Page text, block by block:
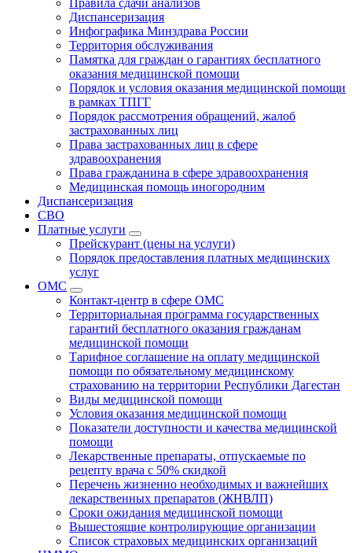
Диспансеризация
Инфографика Минздрава России
Территория обслуживания
Памятка для граждан о гарантиях бесплатного
оказания медицинской помощи
Порядок и условия оказания медицинской помощи
в рамках ТПГГ
Порядок рассмотрения обращений, жалоб
застрахованных лиц
Права застрахованных лиц в сфере
здравоохранения
Права гражданина в сфере здравоохранения
Медицинская помощь иногородним
Диспансеризация
СВО
Платные услуги
Прейскурант (цены на услуги)
Порядок предоставления платных медицинских
услуг
ОМС
Контакт-центр в сфере ОМС
Территориальная программа государственных
гарантий бесплатного оказания гражданам
медицинской помощи
Тарифное соглашение на оплату медицинской
помощи по обязательному медицинскому
страхованию на территории Республики Дагестан
Виды медицинской помощи
Условия оказания медицинской помощи
Показатели доступности и качества медицинской
помощи
Лекарственные препараты, отпускаемые по
рецепту врача с 50% скидкой
Перечень жизненно необходимых и важнейших
лекарственных препаратов (ЖНВЛП)
Сроки ожидания медицинской помощи
Вышестоящие контролирующие организации
Список страховых медицинских организаций